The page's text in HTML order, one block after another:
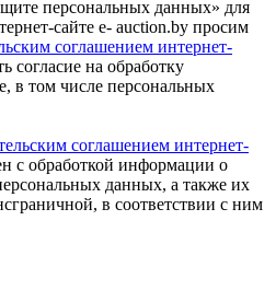
персональных данных» для
сайте e- auction.by просим
соглашением интернет-
согласие на обработку
в том числе персональных
соглашением интернет-
с обработкой информации о
данных, а также их
в соответствии с ним